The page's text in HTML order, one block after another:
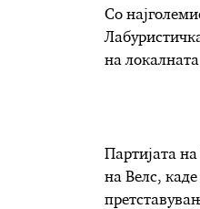
Со
на
Партијата
на Велс,